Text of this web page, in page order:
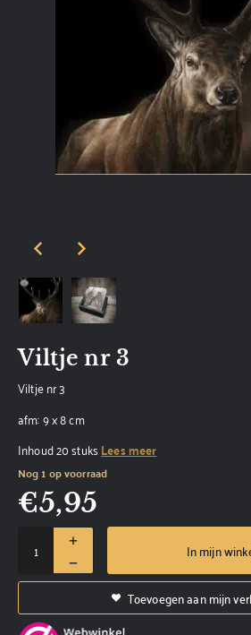
Viltje nr 3
Viltje nr 3
afm: 9 x 8 cm
Inhoud 20 stuks Lees meer
Nog 1 op voorraad
€5,95
In mijn
Toevoegen aan mijn